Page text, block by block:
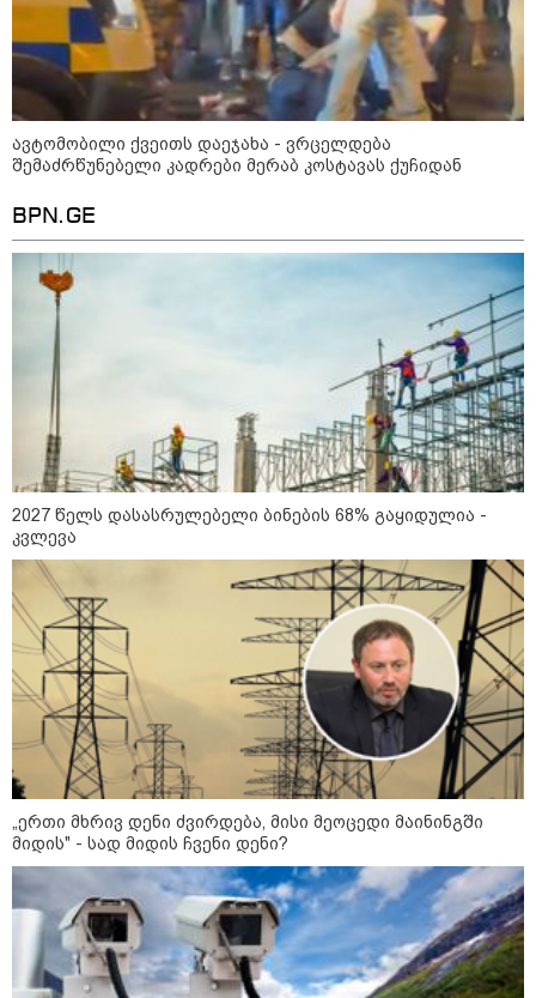
რა მანძილზე აფიქსირებს კამერა
გზებზე მანქანის სიჩქარეს -
მითები ფოტორადარებზე
სამხედრო
14:40 / 05-08-2026
პუტინმა უკრაინის წინააღმდეგ მებრძოლი
დაჯგუფებების ხელმძღვანელობაში
საკადრო ცვლილებები განახორციელა
12:46 / 01-08-2026
"რუსეთში შესაძლოა, საომარი
მდგომარეობა გამოცხადდეს" -
გენერალ-მაიორ ვახტანგ
კაპანაძის ანალიზი
ავტომობილი ქვეითს დაეჯახა - ვრცელდება
შემაძრწუნებელი კადრები მერაბ კოსტავას ქუჩიდან
BPN.GE
2027 წელს დასასრულებელი ბინების 68% გაყიდულია -
კვლევა
„ერთი მხრივ დენი ძვირდება, მისი მეოცედი მაინინგში
მიდის" - სად მიდის ჩვენი დენი?